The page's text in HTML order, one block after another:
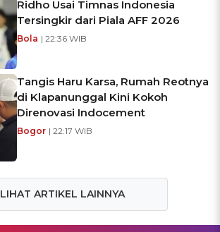
Ridho Usai Timnas Indonesia
Tersingkir dari Piala AFF 2026
Bola | 22:36 WIB
Tangis Haru Karsa, Rumah Reotnya
di Klapanunggal Kini Kokoh
Direnovasi Indocement
Bogor | 22:17 WIB
LIHAT ARTIKEL LAINNYA